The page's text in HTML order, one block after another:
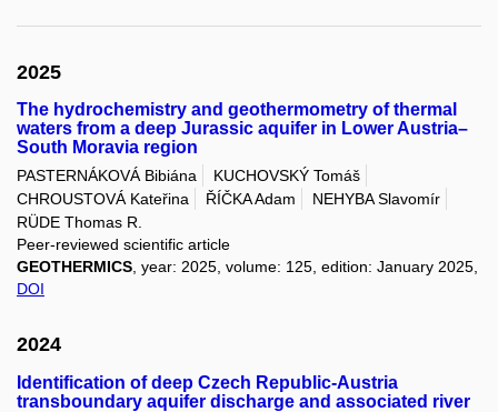
2025
The hydrochemistry and geothermometry of thermal
waters from a deep Jurassic aquifer in Lower Austria–
South Moravia region
PASTERNÁKOVÁ Bibiána
KUCHOVSKÝ Tomáš
CHROUSTOVÁ Kateřina
ŘÍČKA Adam
NEHYBA Slavomír
RÜDE Thomas R.
Peer-reviewed scientific article
GEOTHERMICS, year: 2025, volume: 125, edition: January 2025,
DOI
2024
Identification of deep Czech Republic-Austria
transboundary aquifer discharge and associated river